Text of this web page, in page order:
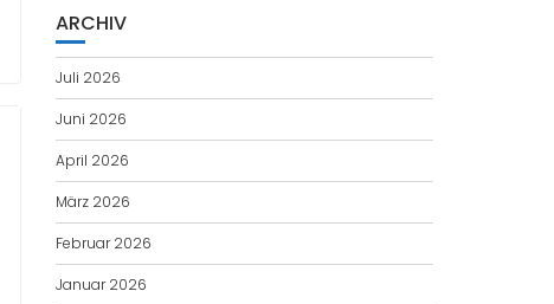
ARCHIV
Juli 2026
Juni 2026
April 2026
März 2026
Februar 2026
Januar 2026